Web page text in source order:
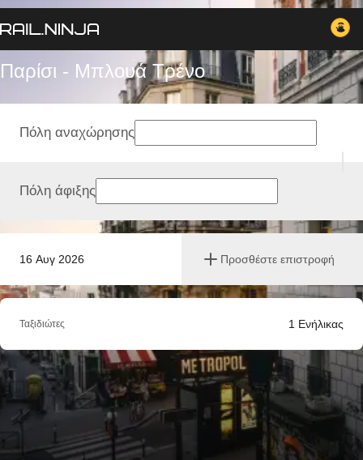
Παρίσι - Μπλουά Tρένο
16 Αυγ 2026 Προσθέστε επιστροφή
Πόλη αναχώρησης
Πόλη άφιξης
Ταξιδιώτες 1 Ενήλικας